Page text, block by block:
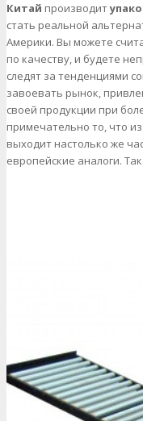
Китай производит
стать реальной
Америки. Вы можете
по качеству, и будете
следят за тенденциями
завоевать рынок,
своей продукции при
примечательно то, что
выходит настолько же
европейские аналоги.